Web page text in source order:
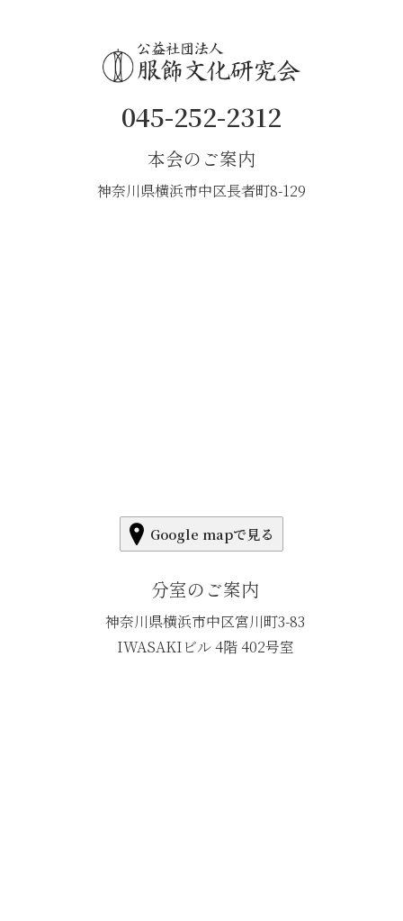
045-252-2312
本会のご案内
神奈川県横浜市中区長者町8-129
Google mapで見る
分室のご案内
神奈川県横浜市中区宮川町3-83
IWASAKIビル 4階 402号室